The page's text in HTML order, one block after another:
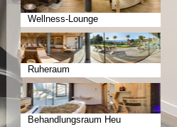
Wellness-Lounge
Ruheraum
Behandlungsraum Heu